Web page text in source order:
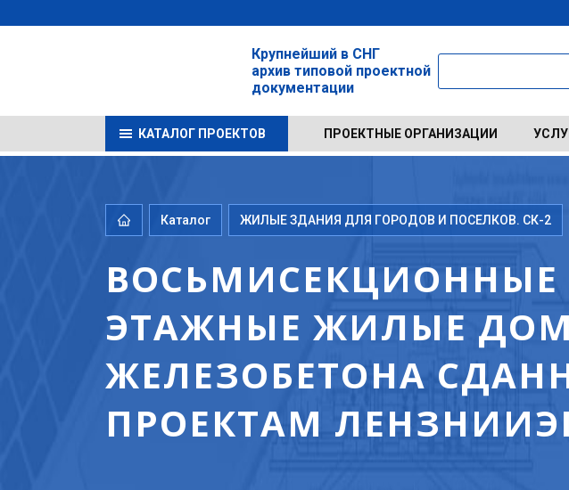
Крупнейший в СНГ
архив типовой проектной
документации
КАТАЛОГ ПРОЕКТОВ ПРОЕКТНЫЕ ОРГАНИЗАЦИИ
Каталог ЖИЛЫЕ ЗДАНИЯ ДЛЯ ГОРОДОВ И ПОСЕЛКОВ. СК-2
ВОСЬМИСЕКЦИОННЫЕ
ЭТАЖНЫЕ ЖИЛЫЕ
ЖЕЛЕЗОБЕТОНА
ПРОЕКТАМ